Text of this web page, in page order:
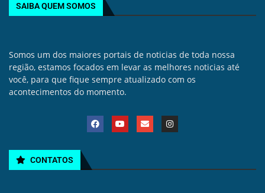
SAIBA QUEM SOMOS
Somos um dos maiores portais de noticias de toda nossa
região, estamos focados em levar as melhores noticias até
você, para que fique sempre atualizado com os
acontecimentos do momento.
CONTATOS